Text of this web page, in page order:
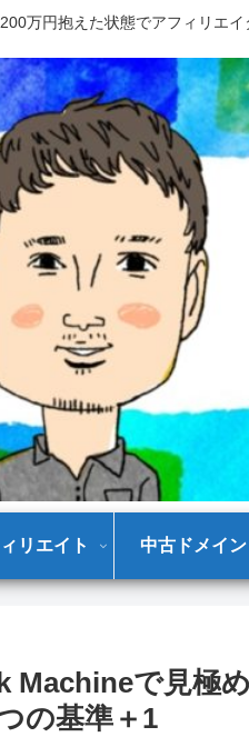
万円抱えた状態でアフィリエ
リエイト 中古ドメイン
Machineで見極
の基準＋1